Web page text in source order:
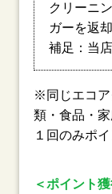
クリーニ
ガーを返却
補足：当
※同じエコア
類・食品・
１回のみポ
＜ポイント